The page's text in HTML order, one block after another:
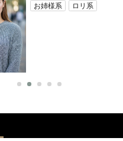
お姉様系
ロリ系